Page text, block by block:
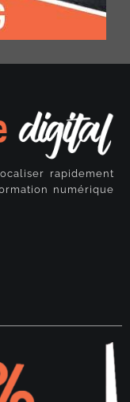
rapidement
numérique